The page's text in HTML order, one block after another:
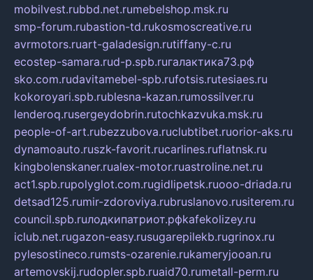
mobilvest.rubbd.net.rumebelshop.msk.ru
smp-forum.rubastion-td.rukosmoscreative.ru
avrmotors.ruart-galadesign.rutiffany-c.ru
ecostep-samara.rud-p.spb.ruгалактика73.рф
sko.com.rudavitamebel-spb.rufotsis.rutesiaes.ru
kokoroyari.spb.rublesna-kazan.rumossilver.ru
lenderoq.rusergeydobrin.rutochkazvuka.msk.ru
people-of-art.rubezzubova.ruclubtibet.ruorior-aks.ru
dynamoauto.ruszk-favorit.rucarlines.ruflatnsk.ru
kingbolenskaner.rualex-motor.ruastroline.net.ru
act1.spb.rupolyglot.com.rugidlipetsk.ruooo-driada.ru
detsad125.rumir-zdoroviya.rubruslanovo.rusiterem.ru
council.spb.ruлодкипатриот.рфkafekolizey.ru
iclub.net.rugazon-easy.rusugarepilekb.rugrinox.ru
pylesostineco.rumsts-ozarenie.rukameryjooan.ru
artemovskij.rudopler.spb.ruaid70.rumetall-perm.ru